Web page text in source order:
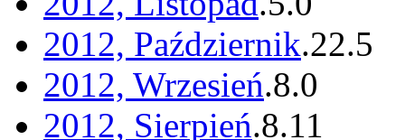
2012, Październik.22.5
2012, Wrzesień.8.0
2012, Sierpień.8.11